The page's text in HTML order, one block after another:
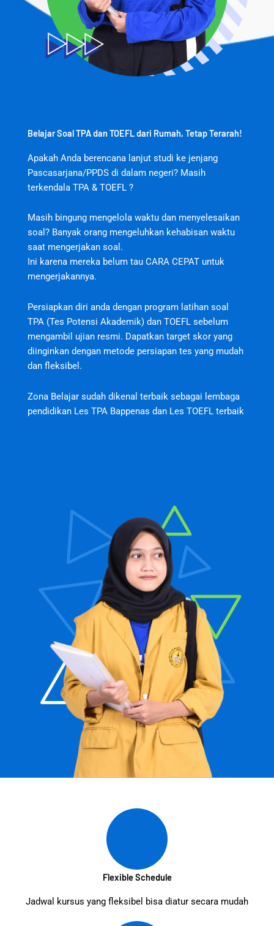
Belajar Soal TPA dan TOEFL dari Rumah, Tetap Terarah!
Apakah Anda berencana lanjut studi ke jenjang
Pascasarjana/PPDS di dalam negeri? Masih
terkendala TPA & TOEFL ?
Masih bingung mengelola waktu dan menyelesaikan
soal? Banyak orang mengeluhkan kehabisan waktu
saat mengerjakan soal.
Ini karena mereka belum tau CARA CEPAT untuk
mengerjakannya.
Persiapkan diri anda dengan program latihan soal
TPA (Tes Potensi Akademik) dan TOEFL sebelum
mengambil ujian resmi. Dapatkan target skor yang
diinginkan dengan metode persiapan tes yang mudah
dan fleksibel.
Zona Belajar sudah dikenal terbaik sebagai lembaga
pendidikan Les TPA Bappenas dan Les TOEFL terbaik
Flexible Schedule
Jadwal kursus yang fleksibel bisa diatur secara mudah